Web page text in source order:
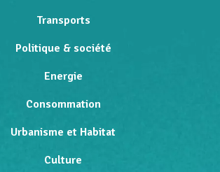
Transports
Politique & société
Energie
Consommation
Urbanisme et Habitat
Culture